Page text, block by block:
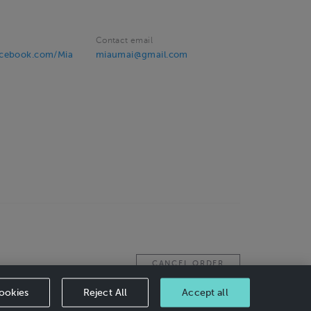
Mia
Contact email
miaumai@gmail.com
CANCEL ORDER
Reject All Accept all